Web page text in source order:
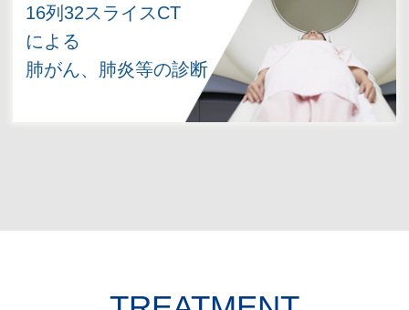
16列32スライスCT
による
肺がん、肺炎等の診断